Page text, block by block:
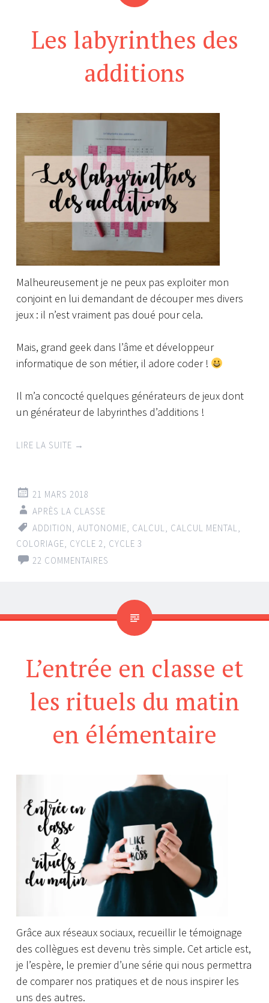
Les labyrinthes des
additions
Malheureusement je ne peux pas exploiter mon
conjoint en lui demandant de découper mes divers
jeux : il n’est vraiment pas doué pour cela.
Mais, grand geek dans l’âme et développeur
informatique de son métier, il adore coder !
Il m’a concocté quelques générateurs de jeux dont
un générateur de labyrinthes d’additions !
LIRE LA SUITE →
21 MARS 2018
APRÈS LA CLASSE
ADDITION, AUTONOMIE, CALCUL, CALCUL MENTAL,
COLORIAGE, CYCLE 2, CYCLE 3
22 COMMENTAIRES
L’entrée en classe et
les rituels du matin
en élémentaire
Grâce aux réseaux sociaux, recueillir le témoignage
des collègues est devenu très simple. Cet article est,
je l’espère, le premier d’une série qui nous permettra
de comparer nos pratiques et de nous inspirer les
uns des autres.